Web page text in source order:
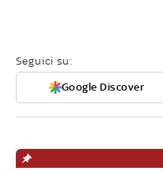
Seguici su:
Google Discover